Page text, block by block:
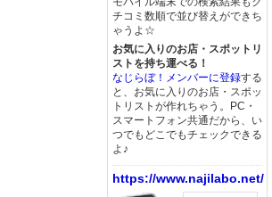
チコミ数順で並び替えができち
ゃうよ☆
お気に入りのお店・スポットリ
ストを持ち運べる！
なじらぼ！メンバーに登録する
と、お気に入りのお店・スポッ
トリストが作れちゃう。PC・
スマートフォン共通だから、い
つでもどこでもチェックできる
よ♪
https://www.najilabo.net/